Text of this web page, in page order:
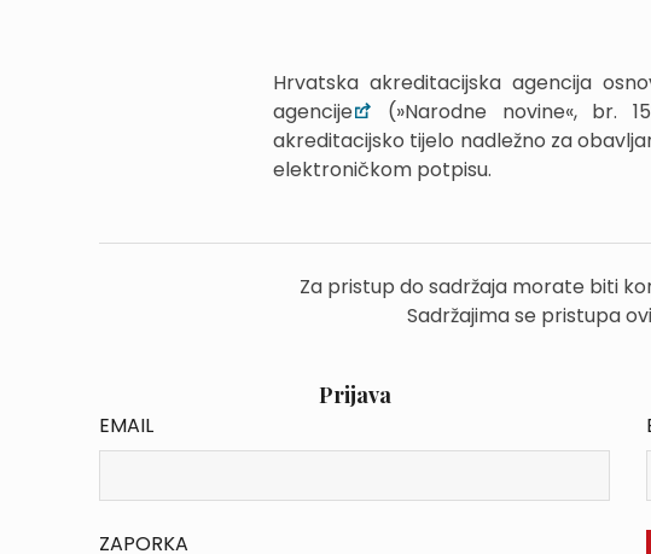
Hrvatska akreditacijska agencija
agencije
(»Narodne novine«, br.
akreditacijsko tijelo nadležno za
elektroničkom potpisu.
Za pristup do sadržaja morate biti
Sadržajima se pristupa
Prijava
EMAIL
ZAPORKA